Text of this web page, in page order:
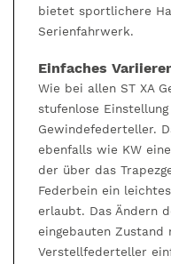
bietet sportlichere
Serienfahrwerk.
Einfaches
Wie bei allen ST XA
stufenlose
Gewindefederteller.
ebenfalls wie KW
der über das
Federbein ein
erlaubt. Das Ändern
eingebauten
Verstellfederteller